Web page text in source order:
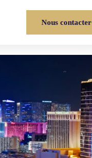
Nous contacter